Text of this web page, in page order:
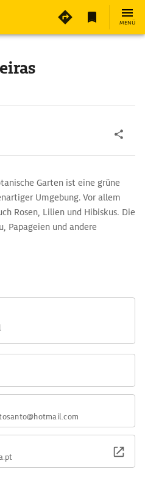
MENÜ
Garten ist eine grüne
Umgebung. Vor allem
Rosen, Lilien und Hibiskus. Die
Papageien und andere